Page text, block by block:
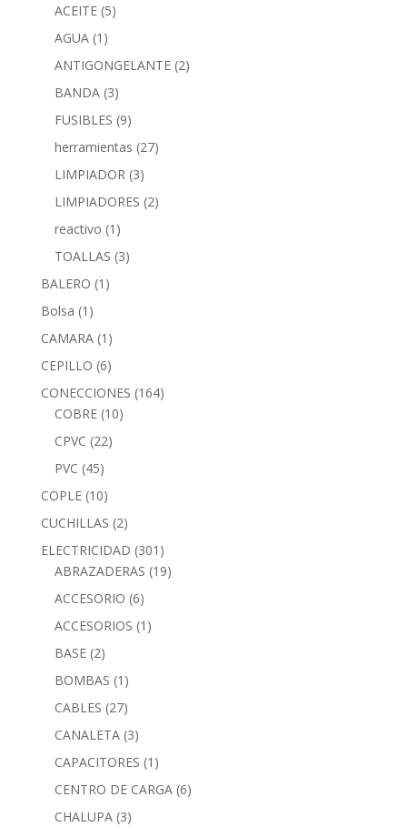
ACEITE (5)
AGUA (1)
ANTIGONGELANTE (2)
BANDA (3)
FUSIBLES (9)
herramientas (27)
LIMPIADOR (3)
LIMPIADORES (2)
reactivo (1)
TOALLAS (3)
BALERO (1)
Bolsa (1)
CAMARA (1)
CEPILLO (6)
CONECCIONES (164)
COBRE (10)
CPVC (22)
PVC (45)
COPLE (10)
CUCHILLAS (2)
ELECTRICIDAD (301)
ABRAZADERAS (19)
ACCESORIO (6)
ACCESORIOS (1)
BASE (2)
BOMBAS (1)
CABLES (27)
CANALETA (3)
CAPACITORES (1)
CENTRO DE CARGA (6)
CHALUPA (3)